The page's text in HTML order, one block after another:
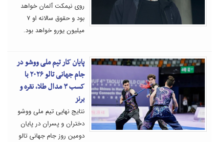
روی نیمکت آلمان خواهد
بود و حقوق سالانه او ۷
میلیون یورو خواهد بود.
پایان کار تیم ملی ووشو در
جام جهانی تالو ۲۰۲۶ با
کسب ۳ مدال طلا، نقره و
برنز
نتایج نهایی تیم ملی ووشو
دختران و پسران در پایان
دومین روز جام جهانی تالو